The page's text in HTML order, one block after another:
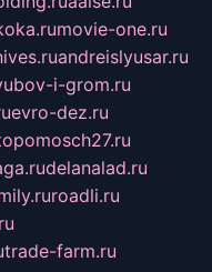
movie-one.ru
andreislyusar.ru
i-grom.ru
evro-dez.ru
delanalad.ru
roadli.ru
trade-farm.ru